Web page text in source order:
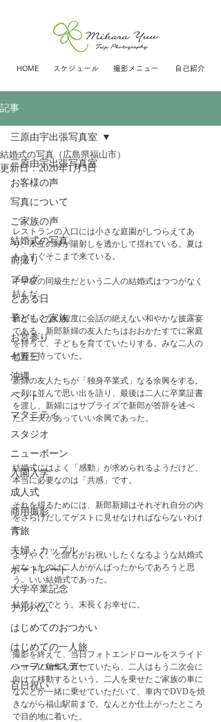
HOME スケジュール 撮影メニュー 自己紹介
記事
三原由宇出張写真室
お客様の声
写真について
ご家族の声
結婚式の写真
前撮り
ブログ
とある日
子どもと家族
お宮参り
七五三
沖縄
ペット
マタニティ
スタジオ
ニューボーン
入園入学
成人式
商用撮影
青旅
夫婦・カップル
ポートレート
大学卒業記念
アルバム
はじめてのおつかい
はじめての一人旅
ハーフバースデー
百日祝い
三原由宇出張写真室
結婚式の写真（広島県福山市）
更新日：2020年1月5日
レストランの入口には小さな庭園がしつらえてあ
り、木立の緑が陽射しを透かして揺れている。夏は
もうすぐそこまで来ている。
中学校の同級生だという二人の結婚式はつつがなく
結んだ。
騒がしくない程度に会話の絶えない和やかな披露宴
である。新郎新婦の友人たちはおおかたすでに家庭
を持って、子どもを育てていたりする。みな二人の
結婚を待っていた。
新婦の友人たちが「独身卒業式」なる余興をする。
一列に並んで思い出を語り、最後は二人に卒業証書
を渡し、新婦にはサプライズで新郎が答辞を述べ
た。工夫があっていい余興であった。
結婚式にはよく「感動」が求められるようだけど、
本当に必要なのは「共感」です。
それを得るためには、新郎新婦はそれぞれ自分の内
をさらけだしてゲストに見せなければならないわけ
で。
ようやく、と誰もがお祝いしたくなるような結婚式
になったのは二人ががんばったからであろうと思
う。いい結婚式であった。
結婚おめでとう。末長くお幸せに。
撮影を終えて、当日フォトエンドロールをスライド
ショーに編集し直していたら、二人はもう二次会に
向けて移動するという。二人を乗せたご家族の車に
なんとか一緒に乗せていただいて、車内でDVDを焼
きながら福山駅前まで。なんとか仕上がったところ
で目的地に着いた。